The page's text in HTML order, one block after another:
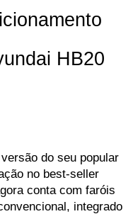
HB20
do seu popular
no best-seller
conta com faróis
integrado